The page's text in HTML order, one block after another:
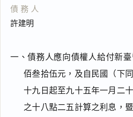
債務人
許建明
一、債務人應向債權人給付新
佰叁拾伍元，及自民國（下
十九日起至九十五年一月二
之十八點二五計算之利息，